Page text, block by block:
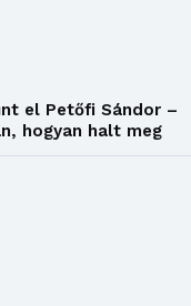
el Petőfi Sándor –
hogyan halt meg